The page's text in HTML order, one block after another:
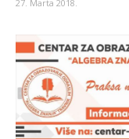
27. Marta 2018.